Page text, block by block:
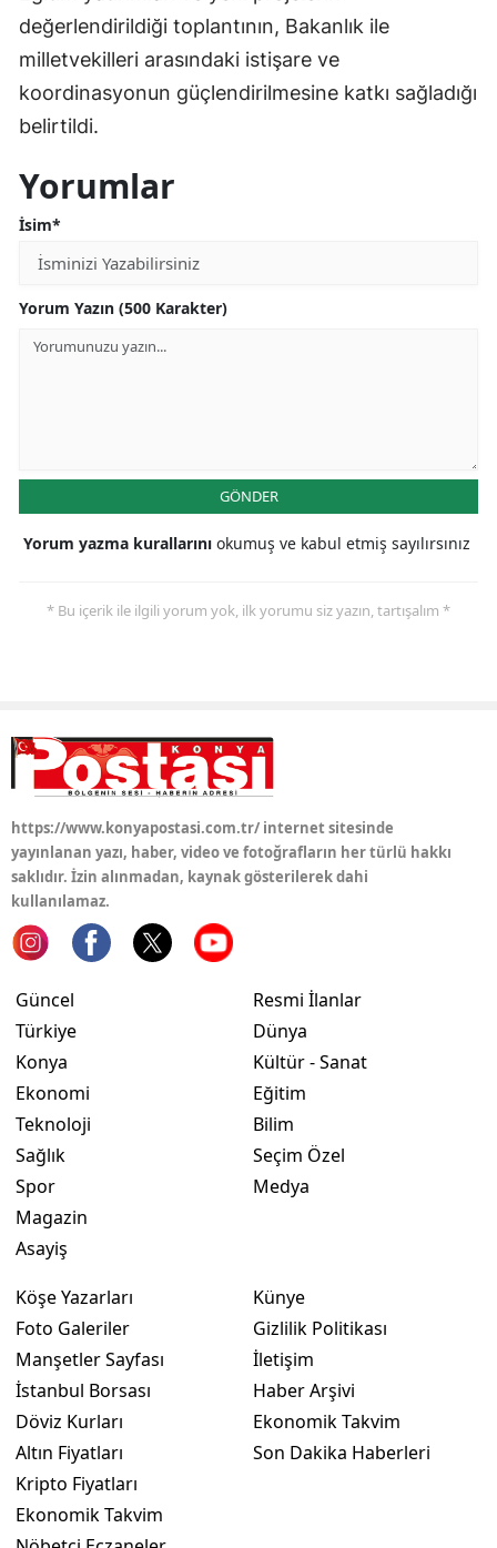
Malatya
Sakarya
Tokat
Trabzon
Uşak
Kırıkkale
Şırnak
Bartın
değerlendirildiği toplantının, Bakanlık ile
milletvekilleri arasındaki istişare ve
koordinasyonun güçlendirilmesine katkı sağladığı
belirtildi.
Yorumlar
İsim*
Yorum Yazın (500 Karakter)
GÖNDER
Yorum yazma kurallarını okumuş ve kabul etmiş sayılırsınız
* Bu içerik ile ilgili yorum yok, ilk yorumu siz yazın, tartışalım *
https://www.konyapostasi.com.tr/ internet sitesinde
yayınlanan yazı, haber, video ve fotoğrafların her türlü hakkı
saklıdır. İzin alınmadan, kaynak gösterilerek dahi
kullanılamaz.
Güncel
Türkiye
Konya
Ekonomi
Teknoloji
Sağlık
Spor
Magazin
Asayiş
Resmi İlanlar
Dünya
Kültür - Sanat
Eğitim
Bilim
Seçim Özel
Medya
Köşe Yazarları
Foto Galeriler
Manşetler Sayfası
İstanbul Borsası
Döviz Kurları
Altın Fiyatları
Kripto Fiyatları
Ekonomik Takvim
Künye
Gizlilik Politikası
İletişim
Haber Arşivi
Ekonomik Takvim
Son Dakika Haberleri